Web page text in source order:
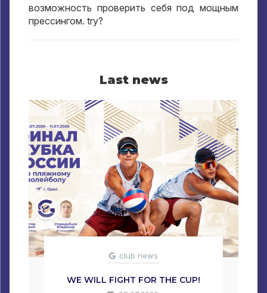
возможность проверить себя под мощным
прессингом. try?
Last news
club news
WE WILL FIGHT FOR THE CUP!